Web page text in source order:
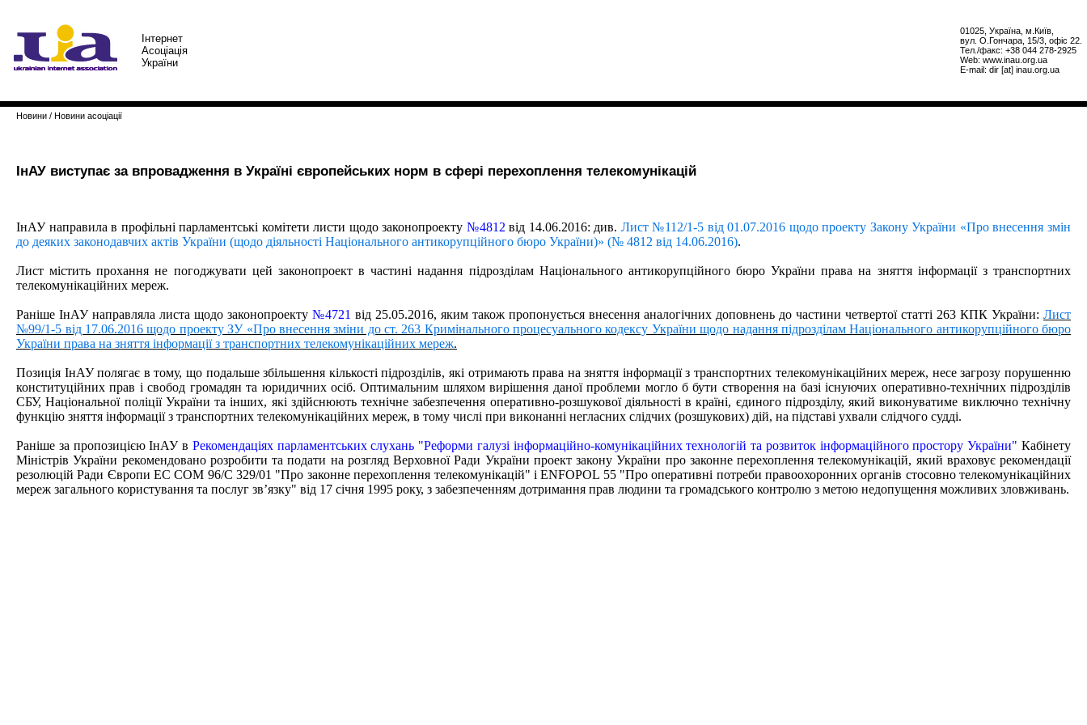
Iнтернет
Асоцiацiя
України
01025, Україна, м.Київ,
вул. О.Гончара, 15/3, офiс 22.
Тел./факс: +38 044 278-2925
Web: www.inau.org.ua
E-mail: dir [at] inau.org.ua
Новини / Новини асоціації
ІнАУ виступає за впровадження в Україні європейських норм в сфері перехоплення телекомунікацій
ІнАУ направилав профільні парламентські комітети листи щодо законопроекту№4812 від 14.06.2016: див. Лист №112/1-5 від 01.07.2016 щодо проекту Закону України «Про внесення змін
до деяких законодавчих актів України (щодо діяльності Національного антикорупційного бюро України)» (№ 4812 від 14.06.2016).
Лист містить прохання не погоджувати цей законопроект в частині надання підрозділам Національного антикорупційного бюро України права на зняття інформації з транспортних
телекомунікаційних мереж.
Раніше ІнАУ направляла листа щодо законопроекту №4721 від 25.05.2016, яким також пропонується внесення аналогічних доповнень до частини четвертої статті 263 КПК України: Лист
№99/1-5 від 17.06.2016 щодо проекту ЗУ «Про внесення зміни до ст. 263 Кримінального процесуального кодексу України щодо надання підрозділам Національного антикорупційного бюро
України права на зняття інформації з транспортних телекомунікаційних мереж.
Позиція ІнАУ полягає в тому, що подальше збільшення кількості підрозділів, які отримають права на зняття інформації з транспортних телекомунікаційних мереж, несе загрозу порушенню
конституційних прав і свобод громадян та юридичних осіб. Оптимальним шляхом вирішення даної проблеми могло б бути створення на базі існуючих оперативно-технічних підрозділів
СБУ, Національної поліції України та інших, які здійснюють технічне забезпечення оперативно-розшукової діяльності в країні, єдиного підрозділу, який виконуватиме виключно технічну
функцію зняття інформації з транспортних телекомунікаційних мереж, в тому числі при виконанні негласних слідчих (розшукових) дій, на підставі ухвали слідчого судді.
Раніше за пропозицією ІнАУ в Рекомендаціях парламентських слухань "Реформи галузі інформаційно-комунікаційних технологій та розвиток інформаційного простору України" Кабінету
Міністрів України рекомендовано розробити та подати на розгляд Верховної Ради України проект закону України про законне перехоплення телекомунікацій, який враховує рекомендації
резолюцій Ради Європи ЕС СОМ 96/С 329/01 "Про законне перехоплення телекомунікацій" і ENFOPOL 55 "Про оперативні потреби правоохоронних органів стосовно телекомунікаційних
мереж загального користування та послуг зв’язку" від 17 січня 1995 року, з забезпеченням дотримання прав людини та громадського контролю з метою недопущення можливих зловживань.